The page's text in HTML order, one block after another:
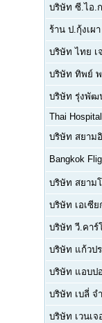
บริษัท ซี.ไอ.
ร้าน ป.กุ้งเผา
บริษัท ไทย เ
บริษัท ทิพย์
บริษัท รุ่งพัฒ
Thai
บริษัท สยาม
Bangkok
บริษัท สยาม
บริษัท เอเซีย
บริษัท วี.คาร์
บริษัท แก้วป
บริษัท แอบป
บริษัท เบลี่ จ
บริษัท เวนเ